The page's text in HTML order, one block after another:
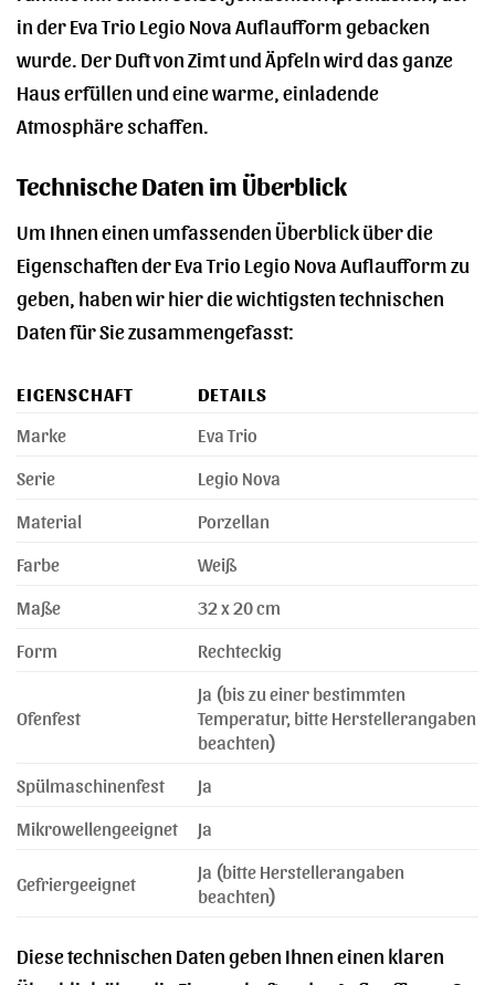
in der Eva Trio Legio Nova Auflaufform gebacken
wurde. Der Duft von Zimt und Äpfeln wird das ganze
Haus erfüllen und eine warme, einladende
Atmosphäre schaffen.
Technische Daten im Überblick
Um Ihnen einen umfassenden Überblick über die
Eigenschaften der Eva Trio Legio Nova Auflaufform zu
geben, haben wir hier die wichtigsten technischen
Daten für Sie zusammengefasst:
EIGENSCHAFT
DETAILS
Marke
Eva Trio
Serie
Legio Nova
Material
Porzellan
Farbe
Weiß
Maße
32 x 20 cm
Form
Rechteckig
Ofenfest
Ja (bis zu einer bestimmten
Temperatur, bitte Herstellerangaben
beachten)
Spülmaschinenfest
Ja
Mikrowellengeeignet
Ja
Gefriergeeignet
Ja (bitte Herstellerangaben
beachten)
Diese technischen Daten geben Ihnen einen klaren